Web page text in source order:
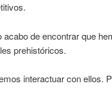
acabo de encontrar que
prehistóricos.
interactuar con ellos.